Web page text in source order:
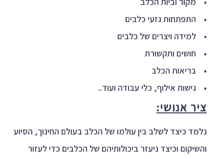
• התפתחות גזעי כלבים
• למידה ויצרים של כלבים
• חושים ותקשורת
• בריאות הכלב
• גישות אילוף, כלי עבודה ועוד..
ציר אנושי:
נלמד כיצד לשלב בין עולמו של הכלב בעולם החינוך, הסיוע
והשיקום וכיצד ניעזר ביכולותיהם של הכלבים כדי לעזור